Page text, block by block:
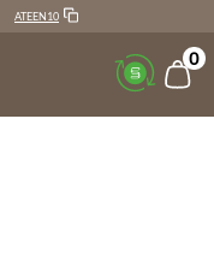
ATEEN10
0